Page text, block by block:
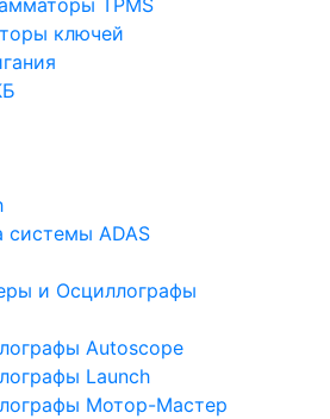
TPMS
ключей
системы ADAS
и Осциллографы
Autoscope
Launch
Мотор-Мастер